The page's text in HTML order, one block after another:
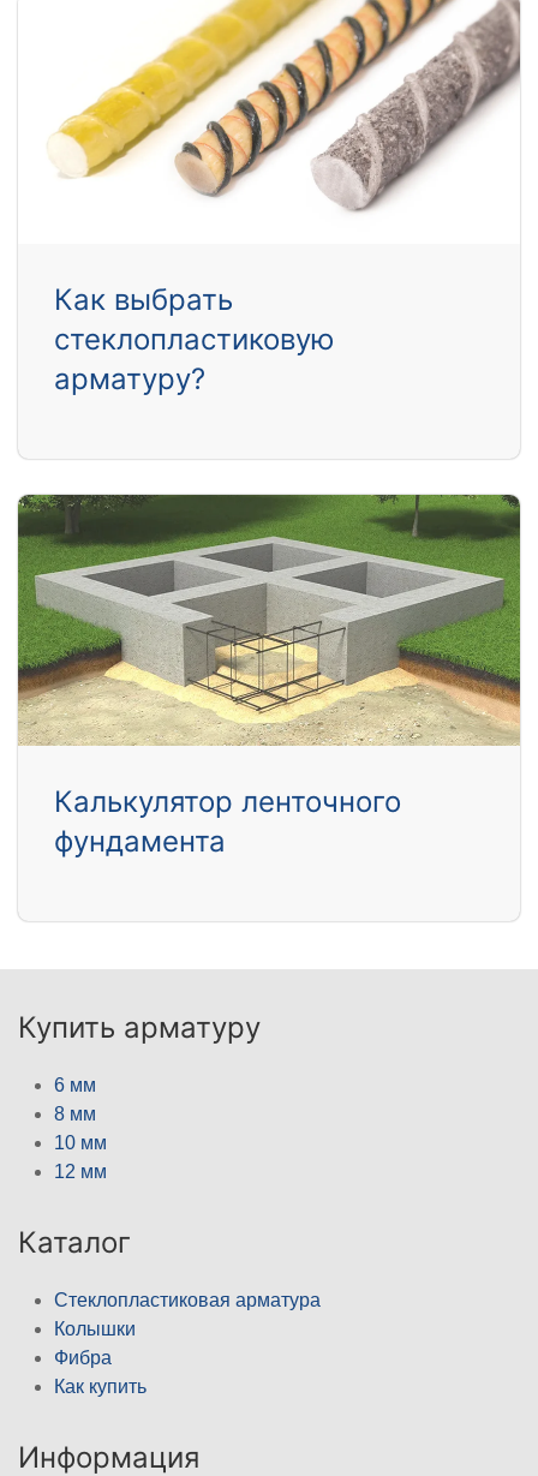
Как выбрать
стеклопластиковую
арматуру?
Калькулятор ленточного
фундамента
Купить арматуру
6 мм
8 мм
10 мм
12 мм
Каталог
Стеклопластиковая арматура
Колышки
Фибра
Как купить
Информация